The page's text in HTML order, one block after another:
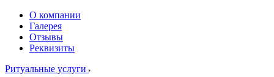
О компании
Галерея
Отзывы
Реквизиты
Ритуальные услуги